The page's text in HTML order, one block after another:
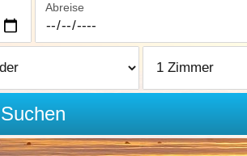
Abreise
Suchen